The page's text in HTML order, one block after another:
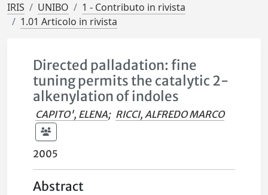
IRIS UNIBO
1 - Contributo in rivista
1.01 Articolo in rivista
Directed palladation: fine
tuning permits the catalytic 2-
alkenylation of indoles
CAPITO', ELENA; RICCI, ALFREDO MARCO
2005
Abstract